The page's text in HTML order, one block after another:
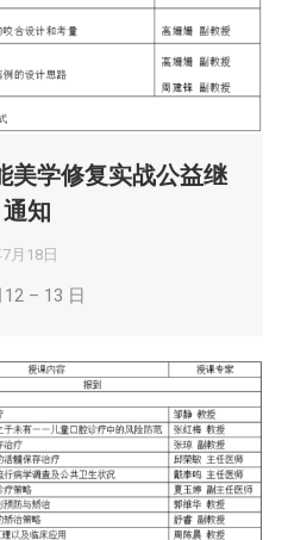
学修复实战公益继
知
月18日
– 13 日